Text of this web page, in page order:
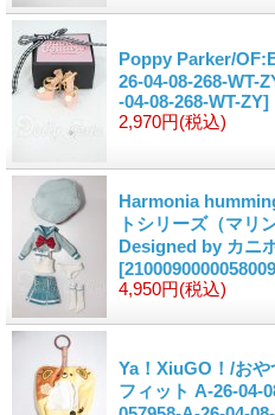
Poppy Parker/
26-04-08-268-WT-
-04-08-268-WT-ZY]
2,970円(税込)
Harmonia
トシリーズ（マリ
Designed by カニ
4,950円(税込)
Ya！XiuGO！/お
フィット A-26-04-